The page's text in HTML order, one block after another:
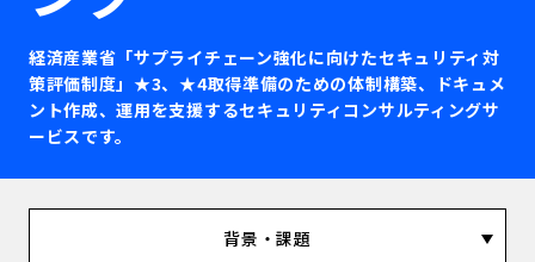
経済産業省「サプライチェーン強化に向けたセキュリティ対
策評価制度」★3、★4取得準備のための体制構築、ドキュメ
ント作成、運用を支援するセキュリティコンサルティングサ
ービスです。
背景・課題